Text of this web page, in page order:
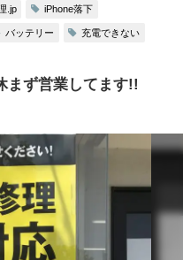
.jp iPhone落下
バッテリー 充電できない
まず営業してます!!